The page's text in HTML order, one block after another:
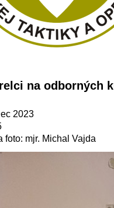
na odborných
2023
foto: mjr. Michal Vajda